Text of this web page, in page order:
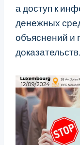
а доступ к
денежных
объяснений и
доказательств.